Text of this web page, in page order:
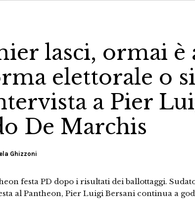
lasci, ormai è
elettorale o
a Pier
De Marchis
Ghizzoni
festa PD dopo i risultati dei ballottaggi.
al Pantheon, Pier Luigi Bersani continua a